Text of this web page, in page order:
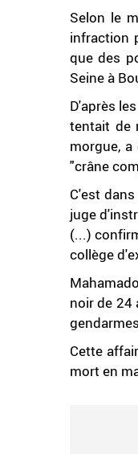
Selon le
infraction
que des
Seine à
D'après
tentait de
morgue,
"crâne
C'est
juge
(...)
collège
noir de 24
Cette
mort en